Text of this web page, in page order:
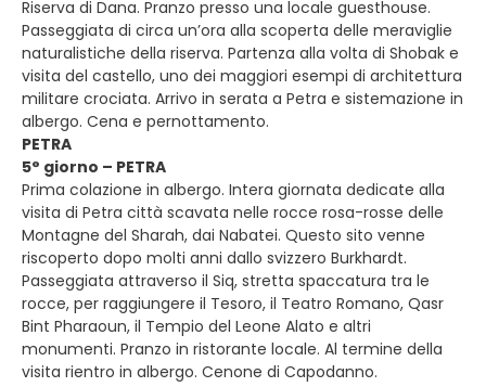
Riserva di Dana. Pranzo presso una locale guesthouse.
Passeggiata di circa un’ora alla scoperta delle meraviglie
naturalistiche della riserva. Partenza alla volta di Shobak e
visita del castello, uno dei maggiori esempi di architettura
militare crociata. Arrivo in serata a Petra e sistemazione in
albergo. Cena e pernottamento.
PETRA
5° giorno – PETRA
Prima colazione in albergo. Intera giornata dedicate alla
visita di Petra città scavata nelle rocce rosa-rosse delle
Montagne del Sharah, dai Nabatei. Questo sito venne
riscoperto dopo molti anni dallo svizzero Burkhardt.
Passeggiata attraverso il Siq, stretta spaccatura tra le
rocce, per raggiungere il Tesoro, il Teatro Romano, Qasr
Bint Pharaoun, il Tempio del Leone Alato e altri
monumenti. Pranzo in ristorante locale. Al termine della
visita rientro in albergo. Cenone di Capodanno.